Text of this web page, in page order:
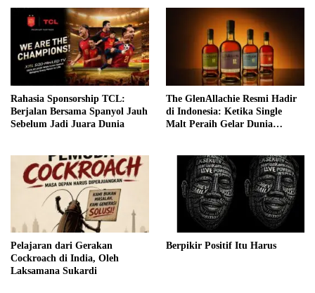
Rahasia Sponsorship TCL:
Berjalan Bersama Spanyol Jauh
Sebelum Jadi Juara Dunia
The GlenAllachie Resmi Hadir
di Indonesia: Ketika Single
Malt Peraih Gelar Dunia
Pelajaran dari Gerakan
Cockroach di India, Oleh
Laksamana Sukardi
Berpikir Positif Itu Harus